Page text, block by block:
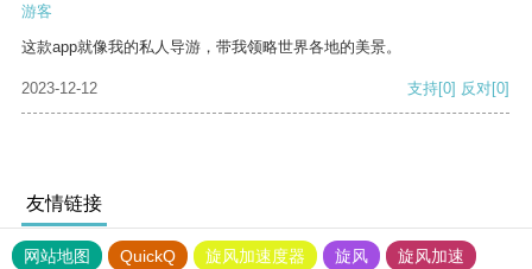
游客
这款app就像我的私人导游，带我领略世界各地的美景。
2023-12-12 支持[0] 反对[0]
友情链接
网站地图 QuickQ 旋风加速度器 旋风
旋风加速